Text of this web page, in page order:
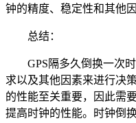
钟的精度、稳定性和其他
总结：
GPS隔多久倒换一次时
求以及其他因素来进行决
的性能至关重要，因此需
提高时钟的性能。时钟倒